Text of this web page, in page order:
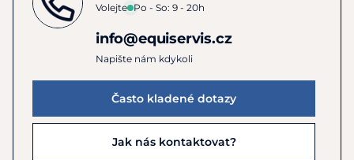
Volejte Po - So: 9 - 20h
info@equiservis.cz
Napište nám kdykoli
Často kladené dotazy
Jak nás kontaktovat?